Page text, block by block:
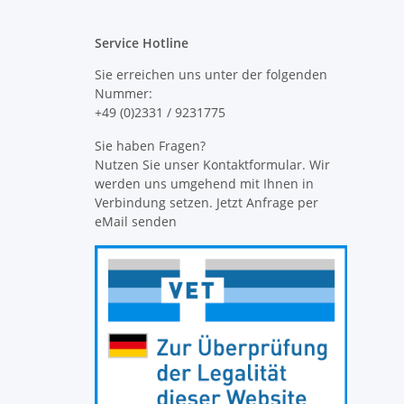
Service Hotline
Sie erreichen uns unter der folgenden
Nummer:
+49 (0)2331 / 9231775
Sie haben Fragen?
Nutzen Sie unser Kontaktformular. Wir
werden uns umgehend mit Ihnen in
Verbindung setzen. Jetzt Anfrage per
eMail senden